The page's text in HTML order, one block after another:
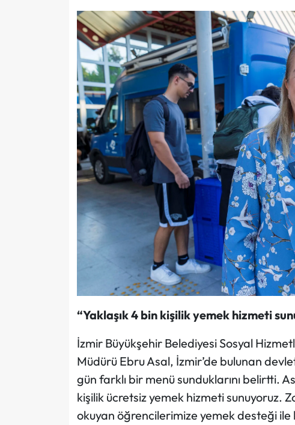
“Yaklaşık 4 bin kişilik yemek hizmeti
İzmir Büyükşehir Belediyesi Sosyal
Müdürü Ebru Asal, İzmir’de bulunan
gün farklı bir menü sunduklarını belirtti.
kişilik ücretsiz yemek hizmeti sunuyoruz.
okuyan öğrencilerimize yemek desteği ile